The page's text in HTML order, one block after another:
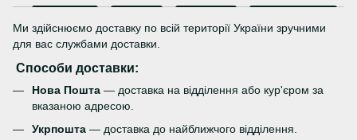
Ми здійснюємо доставку по всій території України зручними
для вас службами доставки.
Способи доставки:
Нова Пошта — доставка на відділення або кур'єром за
вказаною адресою.
Укрпошта — доставка до найближчого відділення.